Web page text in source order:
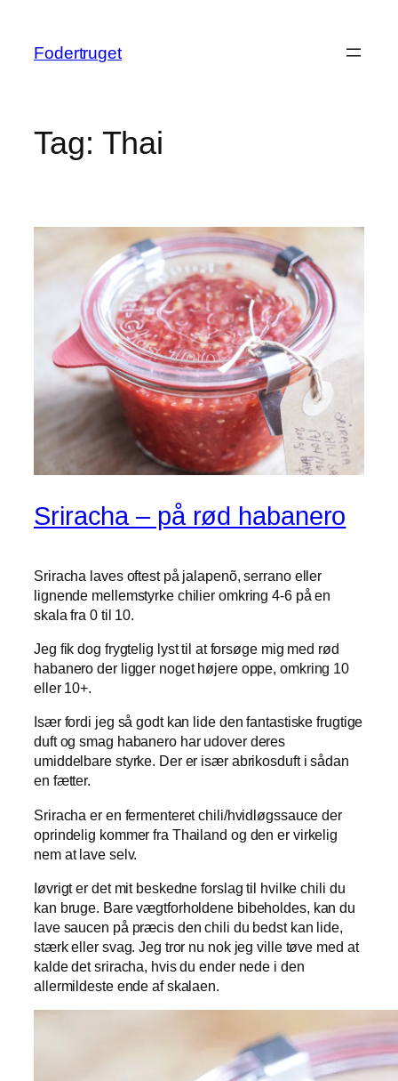
indhold
Fodertruget
Tag: Thai
Sriracha – på rød habanero
Sriracha laves oftest på jalapenõ, serrano eller
lignende mellemstyrke chilier omkring 4-6 på en
skala fra 0 til 10.
Jeg fik dog frygtelig lyst til at forsøge mig med rød
habanero der ligger noget højere oppe, omkring 10
eller 10+.
Især fordi jeg så godt kan lide den fantastiske frugtige
duft og smag habanero har udover deres
umiddelbare styrke. Der er især abrikosduft i sådan
en fætter.
Sriracha er en fermenteret chili/hvidløgssauce der
oprindelig kommer fra Thailand og den er virkelig
nem at lave selv.
Iøvrigt er det mit beskedne forslag til hvilke chili du
kan bruge. Bare vægtforholdene bibeholdes, kan du
lave saucen på præcis den chili du bedst kan lide,
stærk eller svag. Jeg tror nu nok jeg ville tøve med at
kalde det sriracha, hvis du ender nede i den
allermildeste ende af skalaen.